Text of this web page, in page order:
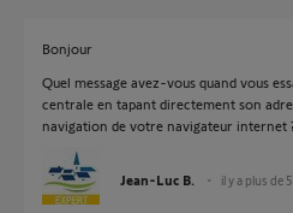
Bonjour
Quel message avez-vous quand vous
centrale en tapant directement son
navigation de votre navigateur internet
Jean-Luc B. il y a plus de